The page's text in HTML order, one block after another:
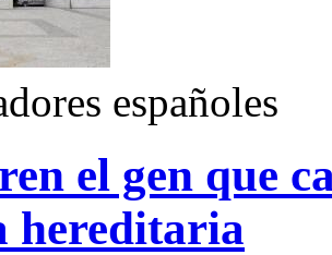
españoles
el gen que
hereditaria